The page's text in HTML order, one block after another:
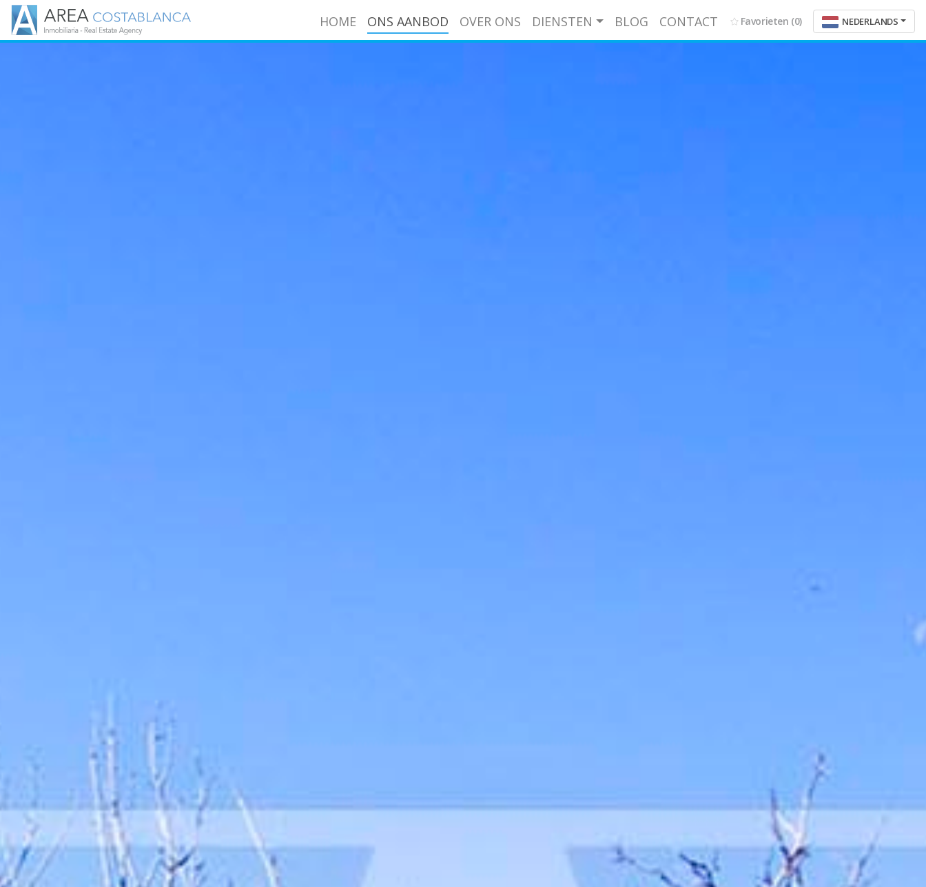
HOME ONS AANBOD OVER ONS DIENSTEN BLOG CONTACT Favorieten (0) NEDERLANDS